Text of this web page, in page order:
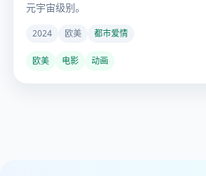
元宇宙级别。
2024 欧美 都市爱情
欧美 电影 动画